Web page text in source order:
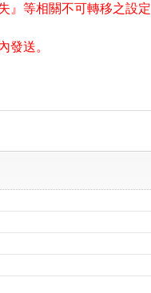
』等相關不可轉移之設
發送。